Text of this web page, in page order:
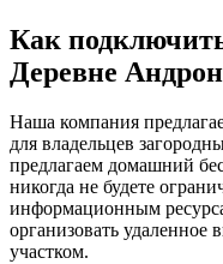
Как
Деревне
Наша компания
для владельцев
предлагаем домашний
никогда не будете
информационным
организовать удаленное
участком.